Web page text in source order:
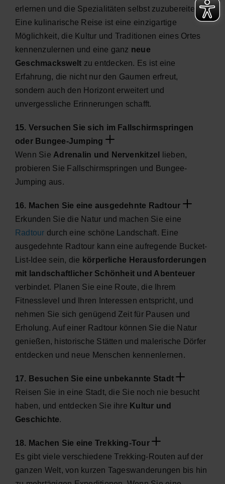
erlernen und die Spezialitäten selbst zuzubereiten.
Eine kulinarische Reise ist eine einzigartige
Möglichkeit, die Kultur und Traditionen eines Ortes
kennenzulernen und eine ganz neue
Geschmackswelt zu entdecken. Es ist eine
Erfahrung, die nicht nur den Gaumen erfreut,
sondern auch den Horizont erweitert und
unvergessliche Erinnerungen schafft.
15. Versuchen Sie sich im Fallschirmspringen
oder Bungee-Jumping
Wenn Sie Adrenalin und Nervenkitzel
lieben,
probieren Sie Fallschirmspringen und Bungee-
Jumping aus.
16. Machen Sie eine ausgedehnte Radtour
Erkunden Sie die Natur und machen Sie eine
Radtour durch eine schöne Landschaft. Eine
ausgedehnte Radtour kann eine aufregende Bucket-
List-Idee sein, die körperliche Herausforderungen
mit landschaftlicher Schönheit und Abenteuer
verbindet. Planen Sie eine Route, die Ihrem
Fitnesslevel und Ihren Interessen entspricht, und
nehmen Sie sich genügend Zeit für Pausen und
Erholung. Auf einer Radtour können Sie die Natur
genießen, historische Stätten und malerische Dörfer
entdecken und neue Menschen kennenlernen.
17. Besuchen Sie eine unbekannte Stadt
Reisen Sie in eine Stadt, die Sie noch nie besucht
haben, und entdecken Sie ihre Kultur und
Geschichte.
18. Machen Sie eine Trekking-Tour
Es gibt viele verschiedene Trekking-Routen auf der
ganzen Welt, von kurzen Tageswanderungen bis hin